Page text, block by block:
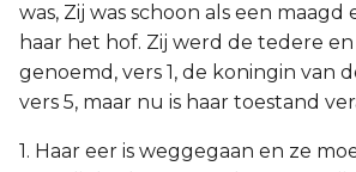
was, Zij was schoon als een
haar het hof. Zij werd de tedere
genoemd, vers 1, de koningin van
vers 5, maar nu is haar toestand
1. Haar eer is weggegaan en ze